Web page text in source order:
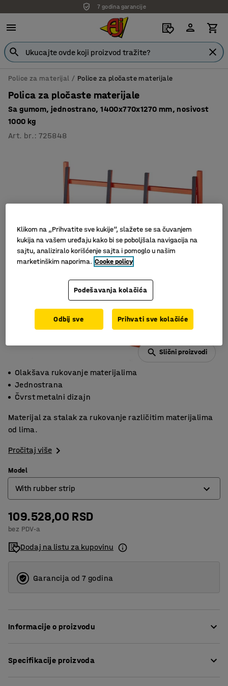
7 godina garancije
Police za materijal Police za pločaste materijale
Polica za pločaste materijale
Sa gumom, jednostrano, 1400x770x1270 mm, nosivost
1000 kg
Art. br. :725848
Slični proizvodi
Olakšava rukovanje materijalima
Jednostrana
Čvrst metalni dizajn
Materijal za stalak za rukovanje različitim materijalima
od lima.
Pročitaj više
Model
With rubber strip
With rubber strip
Without rubber strip
109.528,00 RSD
bez PDV-a
Dodaj na listu za kupovinu
Garancija od 7 godina
Informacije o proizvodu
vrstama lima, kao što su staklo, gips karton, lim, iverica
Specifikacije proizvoda
Klikom na „Prihvatite sve kukije“, slažete se sa čuvanjem
kukija na vašem uređaju kako bi se poboljšala navigacija na
sajtu, analiziralo korišćenje sajta i pomoglo u našim
marketinškim naporima. Cooke policy
Podešavanja kolačića
Odbij sve Prihvati sve kolačiće